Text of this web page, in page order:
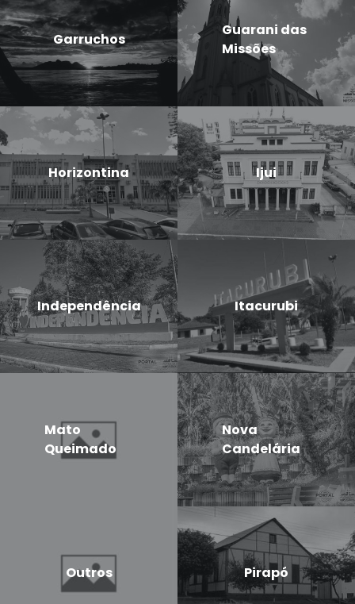
Garruchos
Guarani das
Missões
Horizontina Ijui
Independência Itacurubi
Mato
Queimado
Nova
Candelária
Outros Pirapó